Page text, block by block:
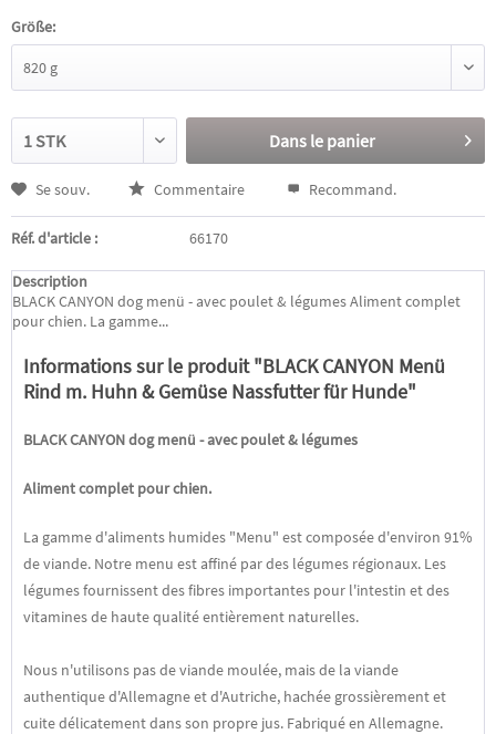
Größe:
Dans le panier
Se souv. Commentaire Recommand.
Réf. d'article : 66170
Description
BLACK CANYON dog menü - avec poulet & légumes Aliment complet
pour chien. La gamme...
Informations sur le produit "BLACK CANYON Menü
Rind m. Huhn & Gemüse Nassfutter für Hunde"
BLACK CANYONdog menü - avec poulet & légumes
Aliment complet pour chien.
La gamme d'aliments humides "Menu" est composée d'environ 91%
de viande. Notre menu est affiné par des légumes régionaux. Les
légumes fournissent des fibres importantes pour l'intestin et des
vitamines de haute qualité entièrement naturelles.
Nous n'utilisons pas de viande moulée, mais de la viande
authentique d'Allemagne et d'Autriche, hachée grossièrement et
cuite délicatement dans son propre jus. Fabriqué en Allemagne.